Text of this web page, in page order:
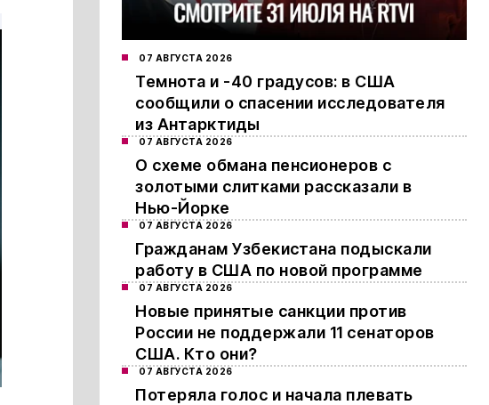
07 АВГУСТА 2026
Темнота и -40 градусов: в США
сообщили о спасении исследователя
из Антарктиды
07 АВГУСТА 2026
О схеме обмана пенсионеров с
золотыми слитками рассказали в
Нью-Йорке
07 АВГУСТА 2026
Гражданам Узбекистана подыскали
работу в США по новой программе
07 АВГУСТА 2026
Новые принятые санкции против
России не поддержали 11 сенаторов
США. Кто они?
07 АВГУСТА 2026
Потеряла голос и начала плевать